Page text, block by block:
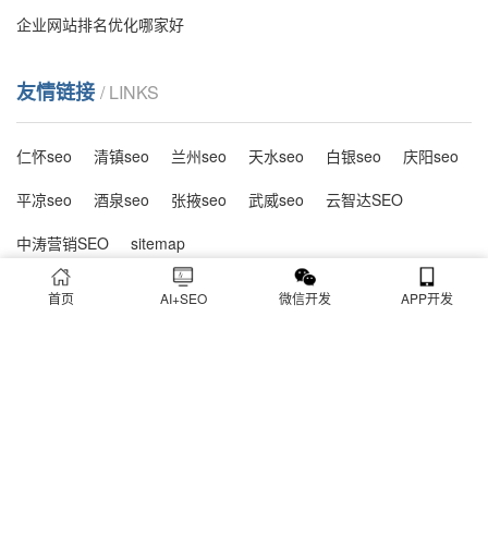
企业网站排名优化哪家好
友情链接 / LINKS
仁怀seo 清镇seo 兰州seo 天水seo 白银seo
庆阳seo
平凉seo
酒泉seo 张掖seo 武威seo
云智达SEO
中涛营销SEO
sitemap
首页 AI+SEO 微信开发 APP开发